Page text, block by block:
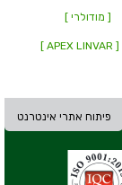
[ מודולרי ]
[ APEX LINVAR ]
פיתוח אתרי אינטרנט